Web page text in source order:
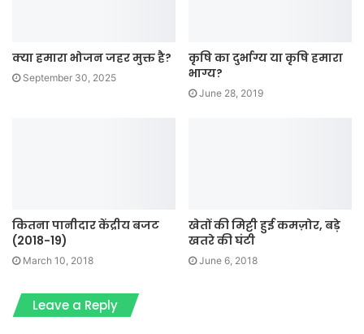
क्या हमारा भोजन जहर मुक्त है?
September 30, 2025
कृषि का दुर्भाग्य या कृषि हमारा
भाग्य?
June 28, 2019
कितना पानीदार केंद्रीय बजट
(2018-19)
March 10, 2018
खेतों की मिट्टी हुई कमज़ोर, बड़े
खतरे की घंटी
June 6, 2018
Leave a Reply